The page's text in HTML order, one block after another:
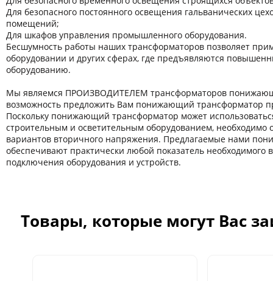
Для безопасного постоянного освещения гальванических
помещений;
Для шкафов управления промышленного оборудования.
Бесшумность работы наших трансформаторов позволяет
оборудовании и других сферaх, где предъявляются
оборудованию.
Мы являемся ПРОИЗВОДИТЕЛЕМ трансформаторов
возможность предложить Вам понижающий трансформатор
Поскольку понижающий трансформатор может
строительным и осветительным оборудованием, необходимо
вариантов вторичного напряжения. Предлагаемые нами
обеспечивают практически любой показатель необходимого
подключения оборудования и устройств.
Товары, которые могут Вас